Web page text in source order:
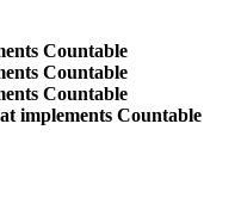
Countable
Countable
Countable
implements Countable